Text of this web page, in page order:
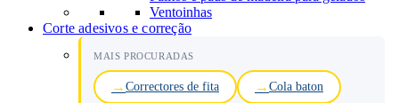
Ventoinhas
Corte adesivos e correção
MAIS PROCURADAS
Correctores de fita Cola baton